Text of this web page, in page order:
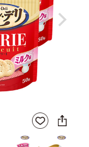
Next
お気
に入
SNS
に